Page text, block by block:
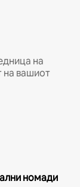
на
на вашиот
номади